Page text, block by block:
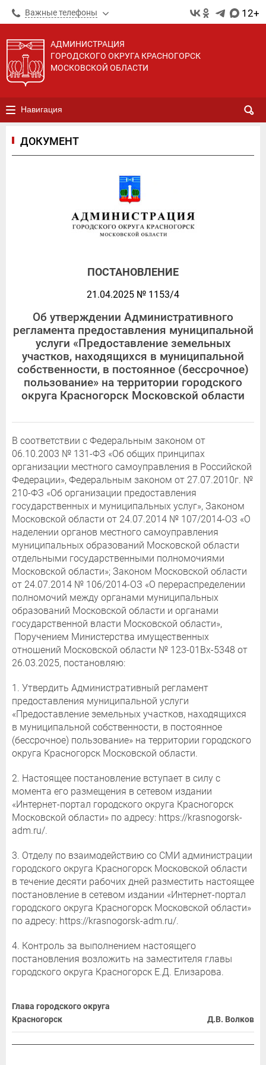
Важные телефоны 12+
АДМИНИСТРАЦИЯ
ГОРОДСКОГО ОКРУГА КРАСНОГОРСК
МОСКОВСКОЙ ОБЛАСТИ
Навигация
ДОКУМЕНТ
ПОСТАНОВЛЕНИЕ
21.04.2025 № 1153/4
Об утверждении Административного
регламента предоставления муниципальной
услуги «Предоставление земельных
участков, находящихся в муниципальной
собственности, в постоянное (бессрочное)
пользование» на территории городского
округа Красногорск Московской области
В соответствии с Федеральным законом от
06.10.2003 № 131-ФЗ «Об общих принципах
организации местного самоуправления в Российской
Федерации», Федеральным законом от 27.07.2010г. №
210-ФЗ «Об организации предоставления
государственных и муниципальных услуг», Законом
Московской области от 24.07.2014 № 107/2014-ОЗ «О
наделении органов местного самоуправления
муниципальных образований Московской области
отдельными государственными полномочиями
Московской области»; Законом Московской области
от 24.07.2014 № 106/2014-ОЗ «О перераспределении
полномочий между органами муниципальных
образований Московской области и органами
государственной власти Московской области»,
Поручением Министерства имущественных
отношений Московской области № 123-01Вх-5348 от
26.03.2025, постановляю:
1. Утвердить Административный регламент
предоставления муниципальной услуги
«Предоставление земельных участков, находящихся
в муниципальной собственности, в постоянное
(бессрочное) пользование» на территории городского
округа Красногорск Московской области.
2. Настоящее постановление вступает в силу с
момента его размещения в сетевом издании
«Интернет-портал городского округа Красногорск
Московской области» по адресу: https://krasnogorsk-
adm.ru/.
3. Отделу по взаимодействию со СМИ администрации
городского округа Красногорск Московской области
в течение десяти рабочих дней разместить настоящее
постановление в сетевом издании «Интернет-портал
городского округа Красногорск Московской области»
по адресу: https://krasnogorsk-adm.ru/.
4. Контроль за выполнением настоящего
постановления возложить на заместителя главы
городского округа Красногорск Е.Д. Елизарова.
Глава городского округа
Красногорск
Д.В. Волков